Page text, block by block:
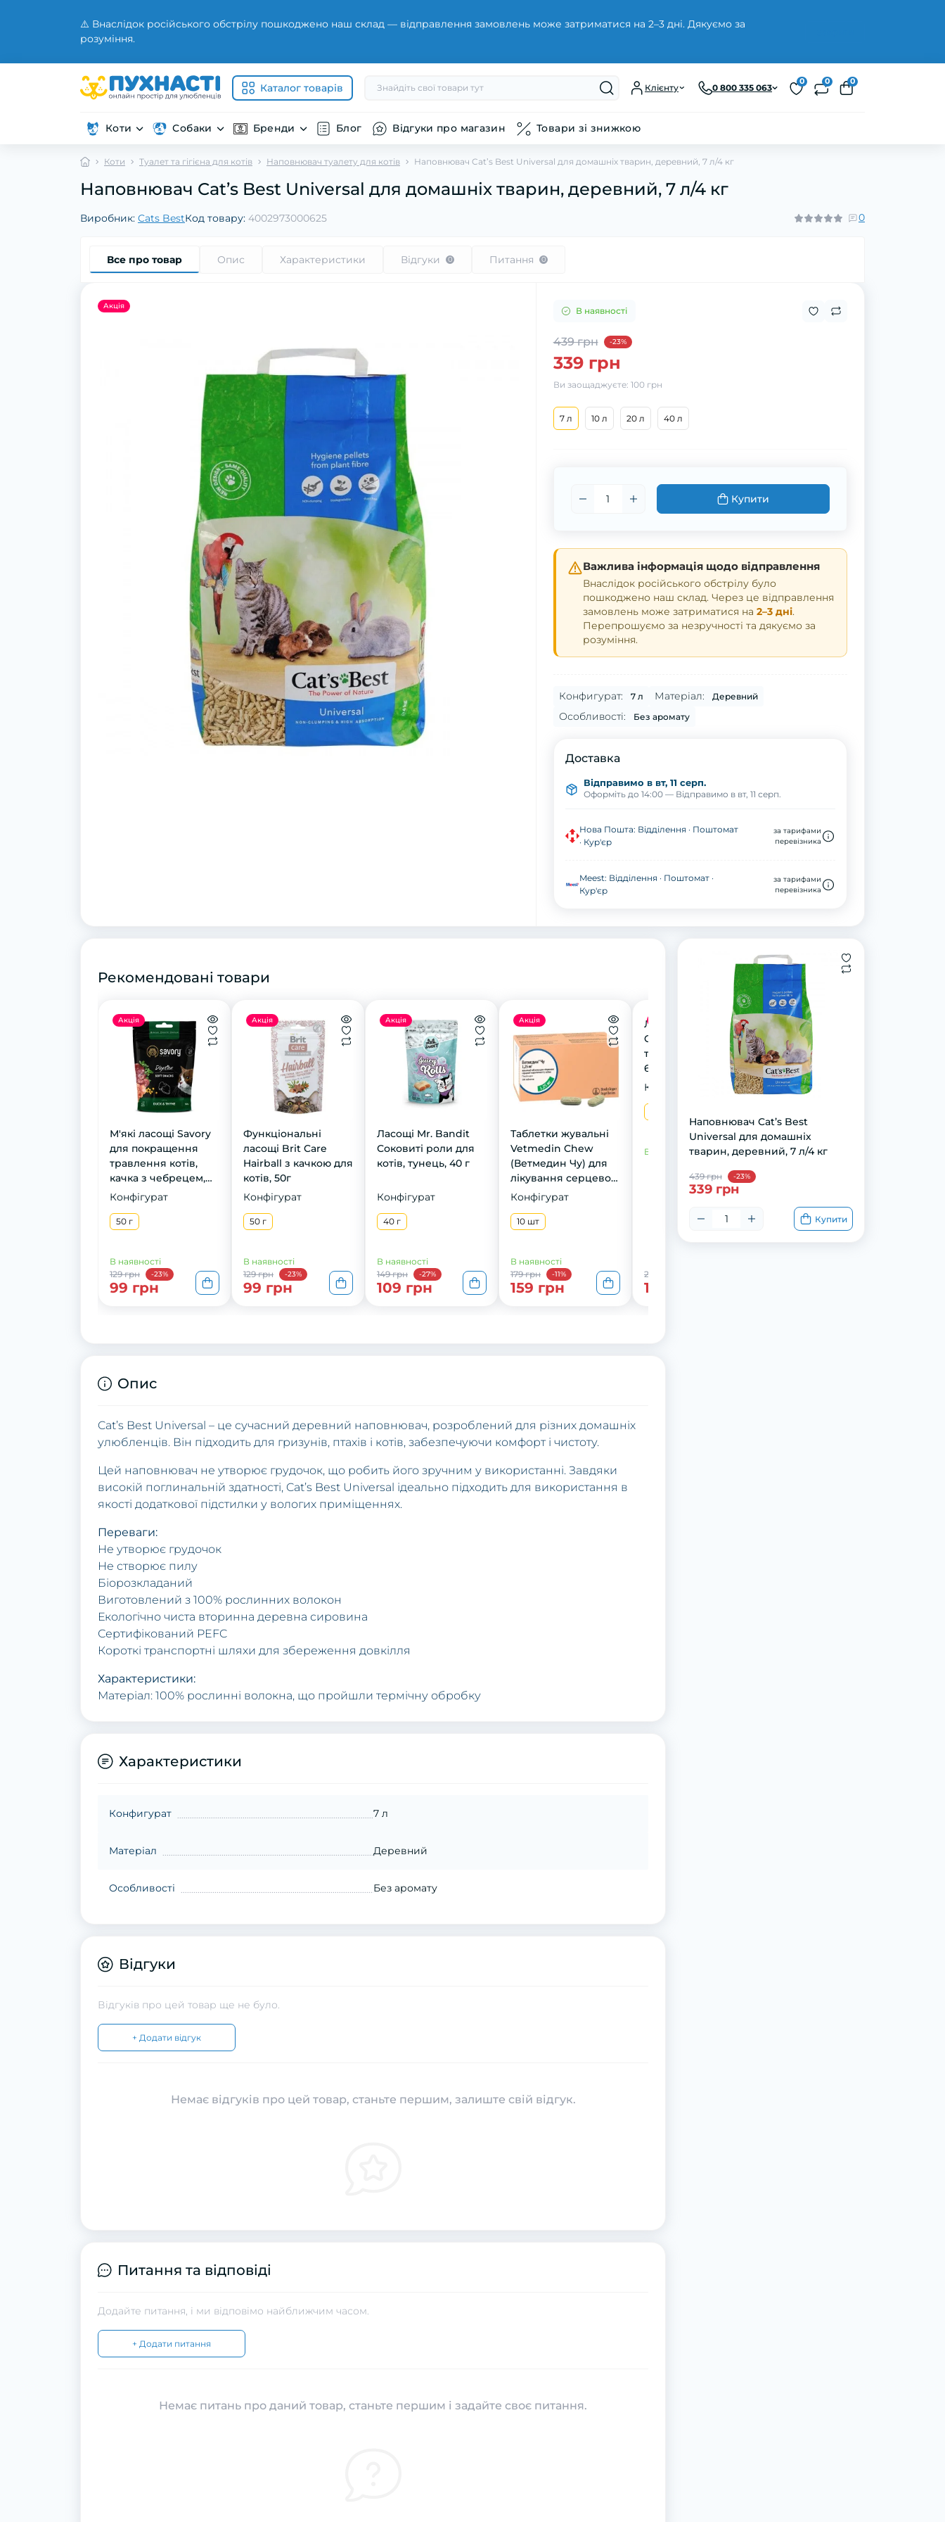
⚠️ Внаслідок російського обстрілу пошкоджено наш склад — відправлення замовлень може затриматися на 2–3 дні. Дякуємо за
розуміння.
Каталог товарів Клієнту 0 800 335 063
0 0 0
Коти Собаки Бренди Блог Відгуки про магазин Товари зі знижкою
Коти Туалет та гігієна для котів Наповнювач туалету для котів Наповнювач Cat’s Best Universal для домашніх тварин, деревний, 7 л/4 кг
Наповнювач Cat’s Best Universal для домашніх тварин, деревний, 7 л/4 кг
Виробник: Cats BestКод товару: 4002973000625 0
Все про товар Опис Характеристики Відгуки 0 Питання 0
Акція В наявності
439 грн -23%
339 грн
Ви заощаджуєте: 100 грн
7 л 10 л 20 л 40 л
Купити
Важлива інформація щодо відправлення
Внаслідок російського обстрілу було
пошкоджено наш склад. Через це відправлення
замовлень може затриматися на 2–3 дні.
Перепрошуємо за незручності та дякуємо за
розуміння.
Конфигурат: 7 л Матеріал: Деревний
Особливості: Без аромату
Доставка
Відправимо в вт, 11 серп.
Оформіть до 14:00 — Відправимо в вт, 11 серп.
Нова Пошта: Відділення · Поштомат
· Кур'єр
за тарифами
перевізника
Meest: Відділення · Поштомат ·
Кур'єр
за тарифами
перевізника
Наповнювач Cat’s Best
Universal для домашніх
тварин, деревний, 7 л/4 кг
439 грн -23%
339 грн
Купити
Рекомендовані товари
Акція
М'які ласощі Savory
для покращення
травлення котів,
качка з чебрецем,
50 г
Конфігурат
50 г
В наявності
129 грн
-23%
99 грн
Акція
Функціональні
ласощі Brit Care
Hairball з качкою для
котів, 50г
Конфігурат
50 г
В наявності
129 грн
-23%
99 грн
Акція
Ласощі Mr. Bandit
Соковиті роли для
котів, тунець, 40 г
Конфігурат
40 г
В наявності
149 грн
-27%
109 грн
Акція
Таблетки жувальні
Vetmedin Chew
(Ветмедин Чу) для
лікування серцевої
недостатності, 1,25
Конфігурат
10 шт
В наявності
179 грн
-11%
159 грн
Ласощі GimCat
GrasBits для котів,
таблетки з травою,
65 шт, 40 г
Конфігурат
В наявності
209 грн
149 грн
Опис
Cat’s Best Universal – це сучасний деревний наповнювач, розроблений для різних домашніх
улюбленців. Він підходить для гризунів, птахів і котів, забезпечуючи комфорт і чистоту.
Цей наповнювач не утворює грудочок, що робить його зручним у використанні. Завдяки
високій поглинальній здатності, Cat’s Best Universal ідеально підходить для використання в
якості додаткової підстилки у вологих приміщеннях.
Переваги:
Не утворює грудочок
Не створює пилу
Біорозкладаний
Виготовлений з 100% рослинних волокон
Екологічно чиста вторинна деревна сировина
Сертифікований PEFC
Короткі транспортні шляхи для збереження довкілля
Характеристики:
Матеріал: 100% рослинні волокна, що пройшли термічну обробку
Характеристики
Конфигурат 7 л
Матеріал Деревний
Особливості Без аромату
Відгуки
Відгуків про цей товар ще не було.
+ Додати відгук
Немає відгуків про цей товар, станьте першим, залиште свій відгук.
Питання та відповіді
Додайте питання, і ми відповімо найближчим часом.
+ Додати питання
Немає питань про даний товар, станьте першим і задайте своє питання.